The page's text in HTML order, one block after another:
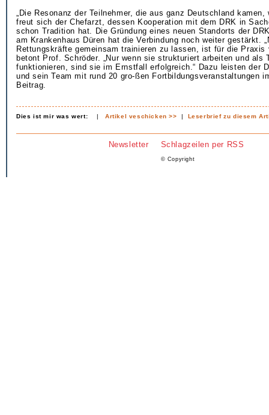
„Die Resonanz der Teilnehmer, die aus ganz Deutschland kamen,
freut sich der Chefarzt, dessen Kooperation mit dem DRK in
schon Tradition hat. Die Gründung eines neuen Standorts der
am Krankenhaus Düren hat die Verbindung noch weiter gestärkt.
Rettungskräfte gemeinsam trainieren zu lassen, ist für die Praxis
betont Prof. Schröder. „Nur wenn sie strukturiert arbeiten und als
funktionieren, sind sie im Ernstfall erfolgreich.“ Dazu leisten der
und sein Team mit rund 20 gro-ßen Fortbildungsveranstaltungen
Beitrag.
Dies ist mir was wert: |Artikel veschicken >> | Leserbrief zu diesem
Newsletter Schlagzeilen per RSS
© Copyright